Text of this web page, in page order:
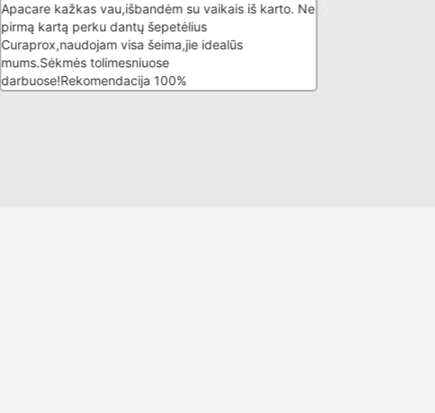
Apacare kažkas vau,išbandėm su vaikais iš karto. Ne
pirmą kartą perku dantų šepetėlius
Curaprox,naudojam visa šeima,jie idealūs
mums.Sėkmės tolimesniuose
darbuose!Rekomendacija 100%